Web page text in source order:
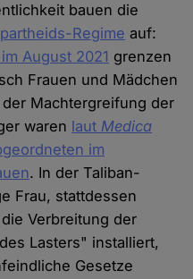
bauen die
Regime auf:
August 2021 grenzen
Frauen und Mädchen
Machtergreifung der
waren laut Medica
im
. In der Taliban-
Frau, stattdessen
Verbreitung der
Lasters" installiert,
Gesetze